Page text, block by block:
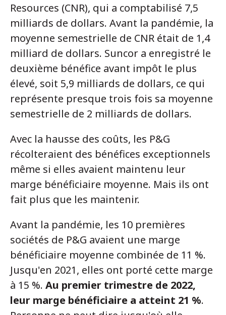
Resources (CNR), qui a comptabilisé 7,5
milliards de dollars. Avant la pandémie, la
moyenne semestrielle de CNR était de 1,4
milliard de dollars. Suncor a enregistré le
deuxième bénéfice avant impôt le plus
élevé, soit 5,9 milliards de dollars, ce qui
représente presque trois fois sa moyenne
semestrielle de 2 milliards de dollars.
Avec la hausse des coûts, les P&G
récolteraient des bénéfices exceptionnels
même si elles avaient maintenu leur
marge bénéficiaire moyenne. Mais ils ont
fait plus que les maintenir.
Avant la pandémie, les 10 premières
sociétés de P&G avaient une marge
bénéficiaire moyenne combinée de 11 %.
Jusqu'en 2021, elles ont porté cette marge
à 15 %. Au premier trimestre de 2022,
leur marge bénéficiaire a atteint 21 %.